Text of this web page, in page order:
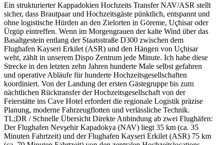
Ein strukturierter Kappadokien Hochzeits Transfer NAV/ASR stellt
sicher, dass Brautpaar und Hochzeitsgäste pünktlich, entspannt und
ohne logistische Hürden an den Zielorten in Göreme, Uçhisar oder
Ürgüp eintreffen. Wenn im Morgengrauen der kalte Wind über das
Basaltgestein entlang der Staatsstraße D300 zwischen dem
Flughafen Kayseri Erkilet (ASR) und den Hängen von Uçhisar
weht, zählt in unserem Dispo Zentrum jede Minute. Ich habe diese
Strecke in den letzten zehn Jahren hunderte Male selbst gefahren
und operative Abläufe für hunderte Hochzeitsgesellschaften
koordiniert. Von der Landung der ersten Gästegruppe bis zum
nächtlichen Rücktransfer der Hochzeitsgesellschaft von der
Feierstätte ins Cave Hotel erfordert die regionale Logistik präzise
Planung, moderne Fahrzeugflotten und verlässliche Technik.
TL;DR / Schnelle Übersicht Direkte Anbindung ab zwei Flughäfen:
Der Flughafen Nevşehir Kapadokya (NAV) liegt 35 km (ca. 35
Minuten Fahrtzeit) und der Flughafen Kayseri Erkilet (ASR) 75 km